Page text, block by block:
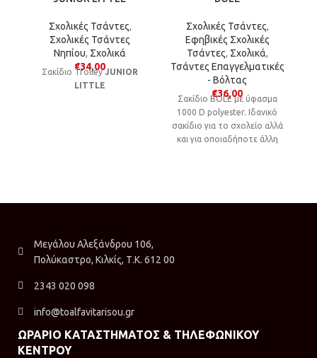
Σχολικές Τσάντες,
Σχολικές Τσάντες
Νηπίου, Σχολικά
€34,00
Σακίδιο TrolleyJUNIOR
LITTLE
Σχολικές Τσάντες,
Εφηβικές Σχολικές
Τσάντες, Σχολικά,
Τσάντες Επαγγελματικές
- Βόλτας
€36,00
Σακίδιο BOLE με ύφασμα
1000 D polyester. Ιδανικό
σακίδιο για το σχολείο αλλά
και για οποιαδήποτε άλλη
Μεγάλου Αλεξάνδρου 106,
Πολύκαστρο, Κιλκίς, Τ.Κ. 612 00
2343 020 098
info@toalfavitarisou.gr
ΩΡΑΡΙΟ ΚΑΤΑΣΤΗΜΑΤΟΣ & ΤΗΛΕΦΩΝΙΚΟΥ
ΚΕΝΤΡΟΥ